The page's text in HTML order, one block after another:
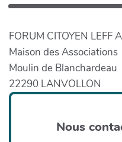
FORUM CITOYEN LEFF
Maison des Associations
Moulin de Blanchardeau
22290 LANVOLLON
Nous